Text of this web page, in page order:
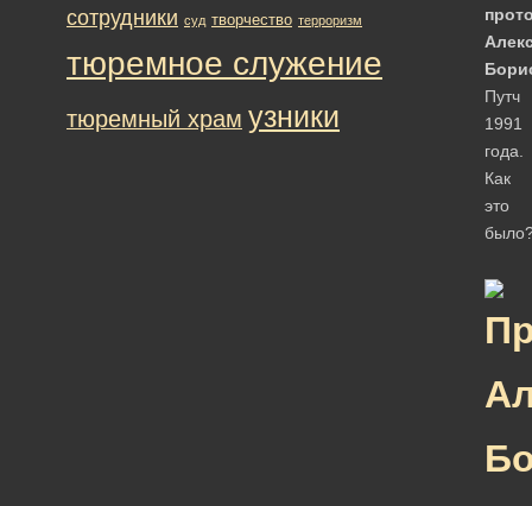
Путч
1991
года.
Как
это
сотрудники суд творчество терроризм
тюремное служение
тюремный храм узники